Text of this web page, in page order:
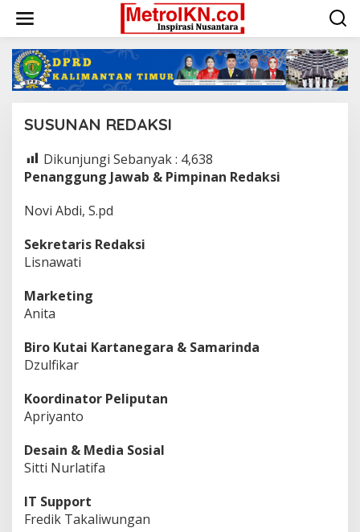
konten
SUSUNAN REDAKSI
Januari
2025
Web
Dikunjungi Sebanyak : 4,638
Penanggung Jawab & Pimpinan Redaksi
Novi Abdi, S.pd
Sekretaris Redaksi
Lisnawati
Marketing
Anita
Biro Kutai Kartanegara & Samarinda
Dzulfikar
Koordinator Peliputan
Apriyanto
Desain & Media Sosial
Sitti Nurlatifa
IT Support
Fredik Takaliwungan